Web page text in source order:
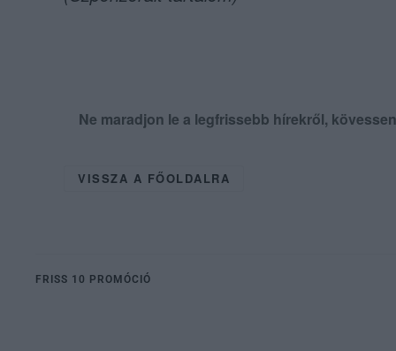
Ne maradjon le a legfrissebb hírekről,
VISSZA A FŐOLDALRA
FRISS 10 PROMÓCIÓ